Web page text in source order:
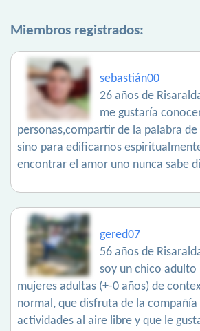
Miembros registrados:
sebastián00
26 años de
me gustaría
personas,compartir de la palabra
sino para edificarnos
encontrar el amor uno nunca sabe
gered07
56 años de
soy un chico
mujeres adultas (+-0 años) de
normal, que disfruta de la compañía
actividades al aire libre y que le